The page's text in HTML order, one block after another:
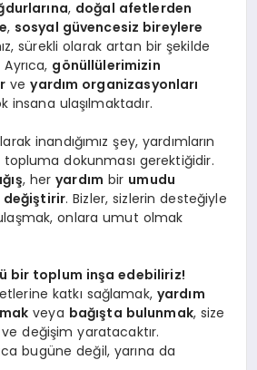
, doğal afetlerden
, sosyal güvencesiz bireylere
sürekli olarak artan bir şekilde
gönüllülerimizin
veyardım organizasyonları
insana ulaşılmaktadır.
inandığımız şey, yardımların
dokunması gerektiğidir.
, heryardım bir umudu
değiştirir. Bizler, sizlerin desteğiyle
onlara umut olmak
bir toplum inşa edebiliriz!
katkı sağlamak, yardım
veya bağışta bulunmak, size
değişim yaratacaktır.
bugüne değil, yarına da